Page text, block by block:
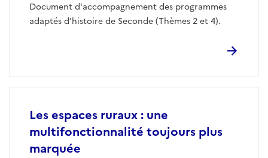
Document d'accompagnement des programmes
adaptés d'histoire de Seconde (Thèmes 2 et 4).
Les espaces ruraux : une
multifonctionnalité toujours plus
marquée